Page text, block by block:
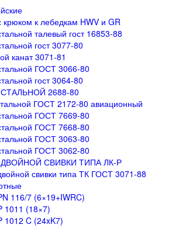
крюком к лебедкам HWV и GR
талевый гост 16853-88
гост 3077-80
канат 3071-81
ГОСТ 3066-80
гост 3064-80
2688-80
ГОСТ 2172-80 авиационный
ГОСТ 7669-80
ГОСТ 7668-80
ГОСТ 3063-80
ГОСТ 3062-80
ДВОЙНОЙ СВИВКИ ТИПА ЛК-Р
свивки типа ТК ГОСТ 3071-88
116/7 (6×19+IWRC)
1011 (18×7)
1012 C (24xK7)